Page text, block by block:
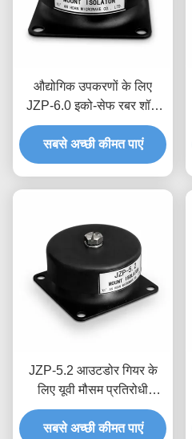
औद्योगिक उपकरणों के लिए
JZP-6.0 इको-सेफ रबर शॉक
एब्जॉर्बर स्क्वीक-फ्री सेल्फ-
लुब्रिकेटेड डैम्पर
सबसे अच्छी कीमत पाएं
JZP-5.2 आउटडोर गियर के
लिए यूवी मौसम प्रतिरोधी
परिशुद्धता ढाला रबर कंपन
आइसोलेटर माउंट शॉक अवशोषक
सबसे अच्छी कीमत पाएं